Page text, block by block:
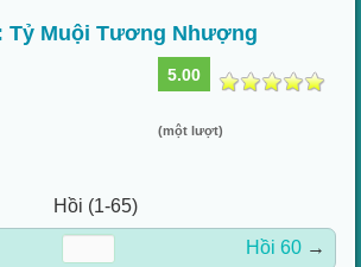
Tỷ Muội Tương Nhượng
5.00
(một lượt)
Hồi (1-65)
Hồi 60 →